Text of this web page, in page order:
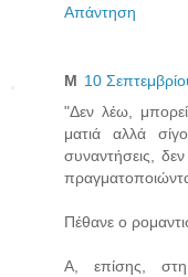
Απάντηση
Μ 10
"Δεν λέω,
ματιά αλλά
συναντήσεις,
Πέθανε ο
A, επίσης,